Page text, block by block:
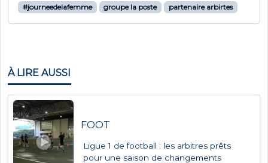
#journeedelafemme groupe la poste partenaire arbirtes
À LIRE AUSSI
FOOT
Ligue 1 de football : les arbitres prêts
pour une saison de changements